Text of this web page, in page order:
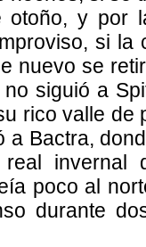
otoño, y por
si
nuevo se
no siguió a
rico valle
a Bactra,
real invernal
poco al
durante